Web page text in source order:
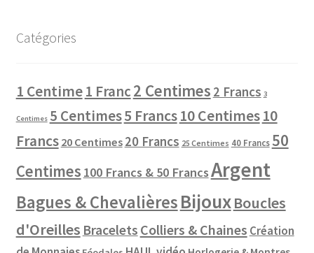
Catégories
1 Centime1 Franc2 Centimes 2 Francs 3
Centimes 5 Centimes5 Francs10 Centimes10
Francs 20 Centimes 20 Francs 25 Centimes 40 Francs 50
Centimes 100 Francs & 50 FrancsArgent
Bagues & ChevalièresBijouxBoucles
d'Oreilles Bracelets Colliers & Chaines Création